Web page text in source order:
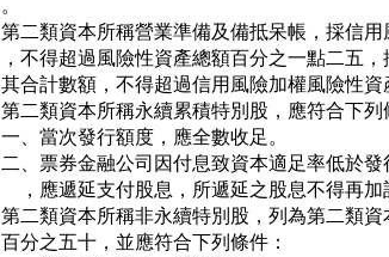
。
第二類資本所稱營業準備及備抵呆帳，採信
，不得超過風險性資產總額百分之一點二五
其合計數額，不得超過信用風險加權風險性資
第二類資本所稱永續累積特別股，應符合下列
一、當次發行額度，應全數收足。
二、票券金融公司因付息致資本適足率低於
，應遞延支付股息，所遞延之股息不得再加
第二類資本所稱非永續特別股，列為第二類
百分之五十，並應符合下列條件：